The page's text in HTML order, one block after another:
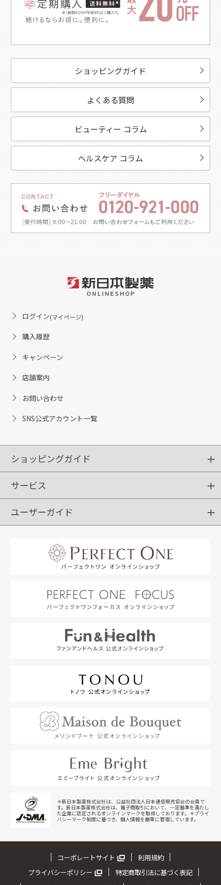
ショッピングガイド
よくある質問
ビューティー コラム
ヘルスケア コラム
ログイン(マイページ)
購入履歴
キャンペーン
店舗案内
お問い合わせ
SNS公式アカウント一覧
ショッピングガイド
ショッピングガイド
ご注文方法
送料・配送
クーポンご利用方法
サービス
定期購入
ポイントサービス
お知らせメール
ユーザーガイド
＊新日本製薬株式会社は、公益社団法人日本通信販売協会の会員で
す。新日本製薬株式会社は、電子商取引において、一定基準を満たし
た企業に認定されるオンラインマークを取得しております。＊プライ
バシーマーク制度に基づき、個人情報を厳重に管理しています。
コーポレートサイト
利用規約
プライバシーポリシー
特定商取引法に基づく表記